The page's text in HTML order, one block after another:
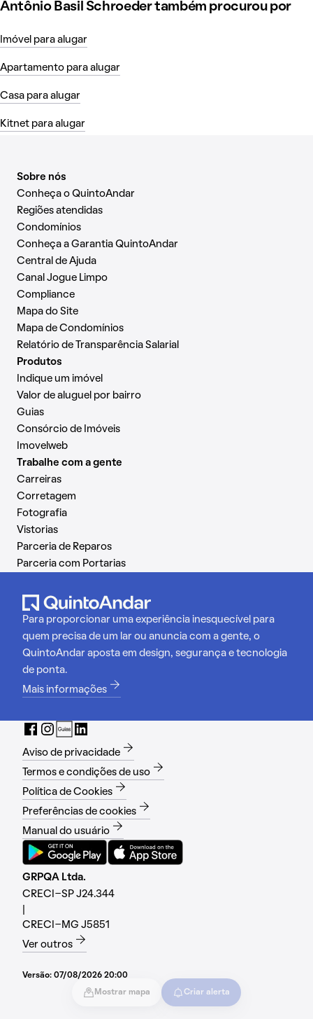
Mostrar mapa Criar alerta
Antônio Basil Schroeder também procurou por
Imóvel para alugar
Apartamento para alugar
Casa para alugar
Kitnet para alugar
Sobre nós
Conheça o QuintoAndar
Regiões atendidas
Condomínios
Conheça a Garantia QuintoAndar
Central de Ajuda
Canal Jogue Limpo
Compliance
Mapa do Site
Mapa de Condomínios
Relatório de Transparência Salarial
Produtos
Indique um imóvel
Valor de aluguel por bairro
Guias
Consórcio de Imóveis
Imovelweb
Trabalhe com a gente
Carreiras
Corretagem
Fotografia
Vistorias
Parceria de Reparos
Parceria com Portarias
Para proporcionar uma experiência inesquecível para
quem precisa de um lar ou anuncia com a gente, o
QuintoAndar aposta em design, segurança e tecnologia
de ponta.
Mais informações
Aviso de privacidade
Termos e condições de uso
Política de Cookies
Preferências de cookies
Manual do usuário
GRPQA Ltda.
CRECI-SP J24.344
CRECI-MG J5851
Ver outros
Versão: 07/08/2026 20:00